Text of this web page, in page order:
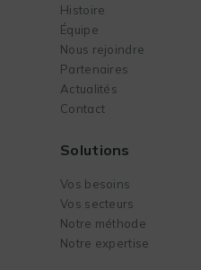
Histoire
Équipe
Nous rejoindre
Partenaires
Actualités
Contact
Solutions
Vos besoins
Vos secteurs
Notre méthode
Notre expertise